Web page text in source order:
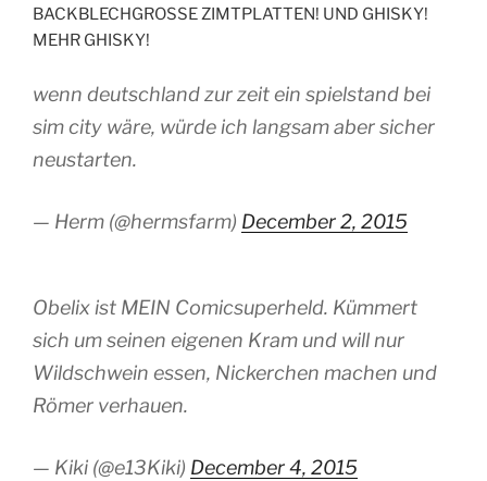
BACKBLECHGROSSE ZIMTPLATTEN! UND GHISKY!
MEHR GHISKY!
wenn deutschland zur zeit ein spielstand bei
sim city wäre, würde ich langsam aber sicher
neustarten.
— Herm (@hermsfarm) December 2, 2015
Obelix ist MEIN Comicsuperheld. Kümmert
sich um seinen eigenen Kram und will nur
Wildschwein essen, Nickerchen machen und
Römer verhauen.
— Kiki (@e13Kiki) December 4, 2015